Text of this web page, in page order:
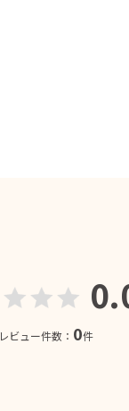
レビュー件数： 0件